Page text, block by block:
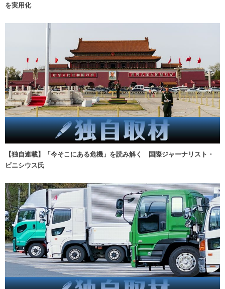
を実用化
【独自連載】「今そこにある危機」を読み解く 国際ジャーナリスト・
ビニシウス氏